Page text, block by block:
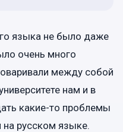
языка не было даже
очень много
между собой
нам и в
какие-то проблемы
на русском языке.